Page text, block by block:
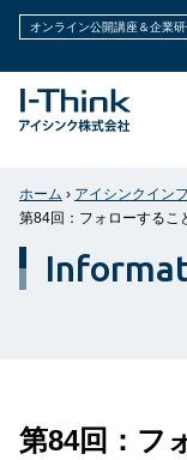
オンライン公開講座＆企業
ホーム › アイシンクイン
第84回：フ